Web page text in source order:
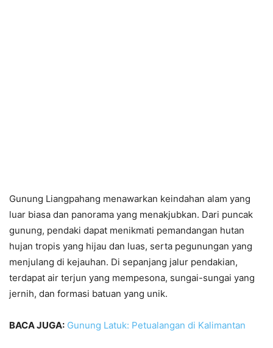
Gunung Liangpahang menawarkan keindahan alam yang
luar biasa dan panorama yang menakjubkan. Dari puncak
gunung, pendaki dapat menikmati pemandangan hutan
hujan tropis yang hijau dan luas, serta pegunungan yang
menjulang di kejauhan. Di sepanjang jalur pendakian,
terdapat air terjun yang mempesona, sungai-sungai yang
jernih, dan formasi batuan yang unik.
BACA JUGA: Gunung Latuk: Petualangan di Kalimantan